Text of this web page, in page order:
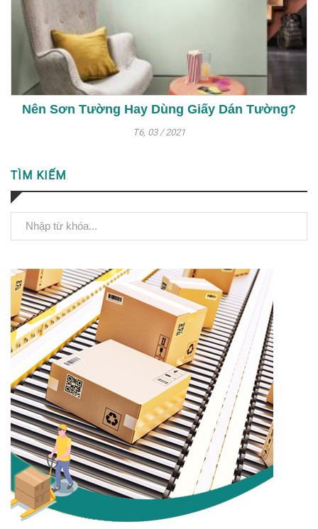
Nên Sơn Tường Hay Dùng Giấy Dán Tường?
T6, 03 / 2021
TÌM KIẾM